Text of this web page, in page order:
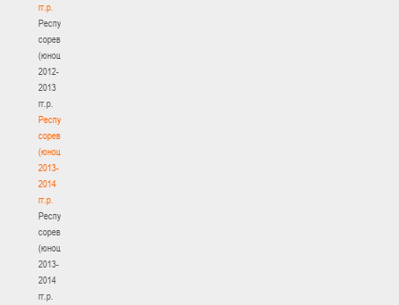
гг.р.
Республиканские
соревнования
(юноши)
2012-
2013
гг.р.
Республиканские
соревнования
(юноши)
2013-
2014
гг.р.
Республиканские
соревнования
(юноши)
2013-
2014
гг.р.